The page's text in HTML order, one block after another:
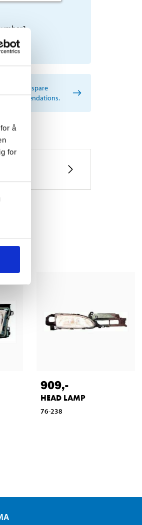
å
for
for spare
recommendations.
909,-
HEAD LAMP
76-238